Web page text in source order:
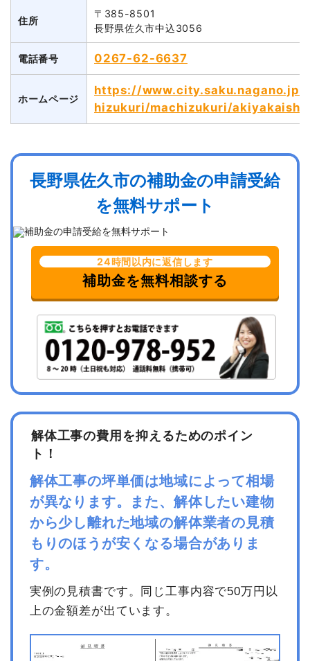
住所
〒385-8501
長野県佐久市中込3056
電話番号 0267-62-6637
ホームページ
https://www.city.saku.nagano.jp/
hizukuri/machizukuri/
長野県佐久市の補助金の申請受給
を無料サポート
24時間以内に返信します
補助金を無料相談する
解体工事の費用を抑えるためのポイン
ト！
解体工事の坪単価は地域によって相場
が異なります。また、解体したい建物
から少し離れた地域の解体業者の見積
もりのほうが安くなる場合がありま
す。
実例の見積書です。同じ工事内容で50万円以
上の金額差が出ています。